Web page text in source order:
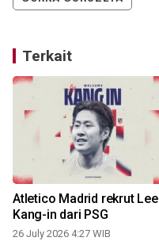
Terkait
Atletico Madrid rekrut Lee
Kang-in dari PSG
26 July 2026 4:27 WIB